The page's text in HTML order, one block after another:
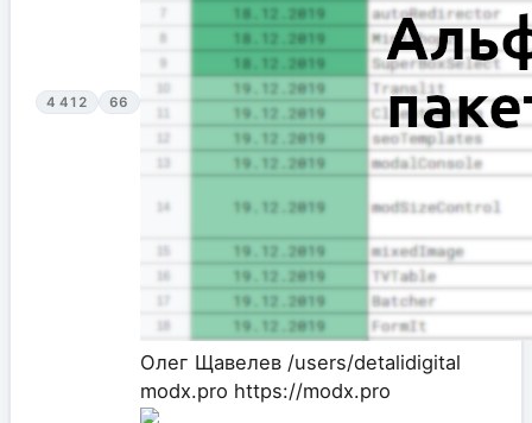
4 412 66
Олег Щавелев /users/detalidigital
modx.pro https://modx.pro